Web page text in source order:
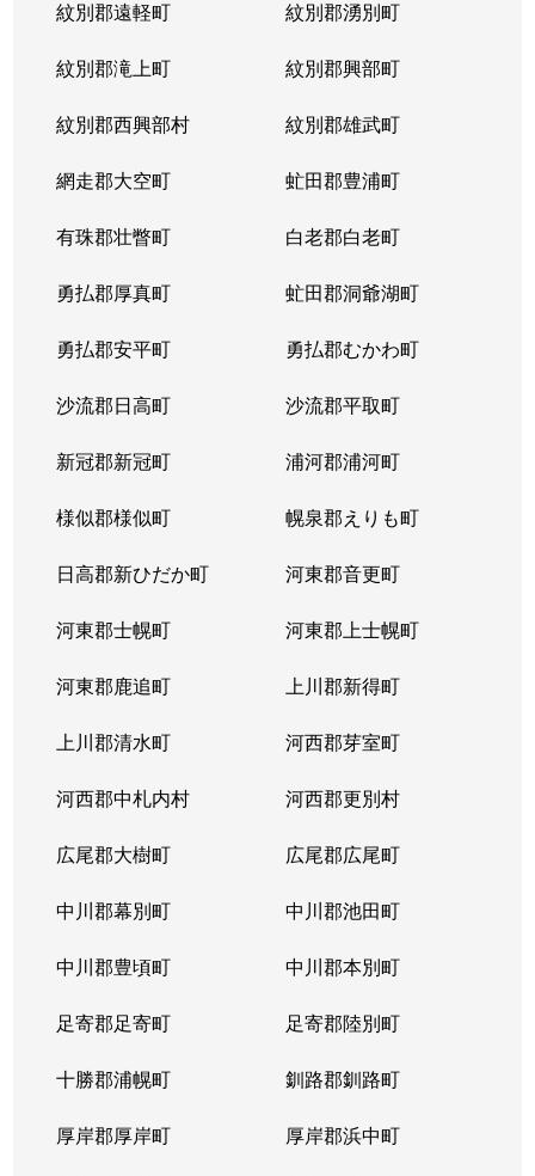
紋別郡遠軽町 紋別郡湧別町
紋別郡滝上町 紋別郡興部町
紋別郡西興部村 紋別郡雄武町
網走郡大空町 虻田郡豊浦町
有珠郡壮瞥町 白老郡白老町
勇払郡厚真町 虻田郡洞爺湖町
勇払郡安平町 勇払郡むかわ町
沙流郡日高町 沙流郡平取町
新冠郡新冠町 浦河郡浦河町
様似郡様似町 幌泉郡えりも町
日高郡新ひだか町 河東郡音更町
河東郡士幌町 河東郡上士幌町
河東郡鹿追町 上川郡新得町
上川郡清水町 河西郡芽室町
河西郡中札内村 河西郡更別村
広尾郡大樹町 広尾郡広尾町
中川郡幕別町 中川郡池田町
中川郡豊頃町 中川郡本別町
足寄郡足寄町 足寄郡陸別町
十勝郡浦幌町 釧路郡釧路町
厚岸郡厚岸町 厚岸郡浜中町